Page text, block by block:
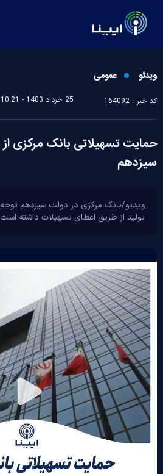
ویدئو عمومی
کد خبر : 164092 25 خرداد 1403 - 10:21
حمایت تسهیلاتی بانک مرکزی از
سیزدهم
ویدیو/بانک مرکزی در دولت سیزدهم توجه
تولید از طریق اعطای تسهیلات داشته
Play
Video